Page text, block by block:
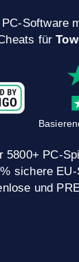
Software
für
5800+ PC-
sichere
und